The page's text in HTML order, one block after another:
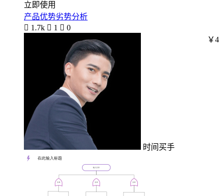
立即使用
产品优势劣势分析
 1.7k  1  0
时间买手
￥4